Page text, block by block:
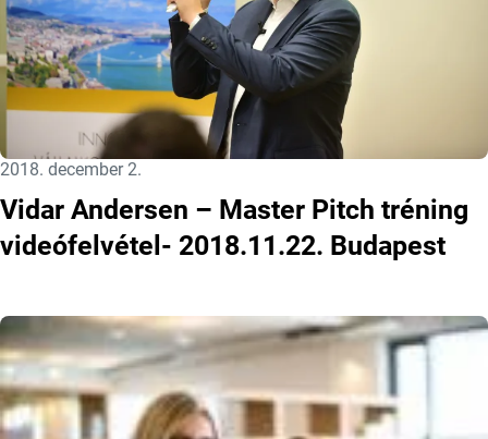
Közzétéve:
2018. december 2.
Vidar Andersen – Master Pitch tréning
videófelvétel- 2018.11.22. Budapest